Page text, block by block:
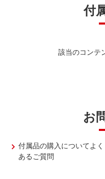
付
該当のコンテ
お
付属品の購入についてよく
あるご質問